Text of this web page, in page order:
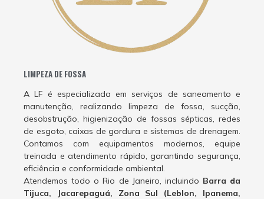
LIMPEZA DE FOSSA
A LF é especializada em serviços de saneamento e
manutenção, realizando limpeza de fossa, sucção,
desobstrução, higienização de fossas sépticas, redes
de esgoto, caixas de gordura e sistemas de drenagem.
Contamos com equipamentos modernos, equipe
treinada e atendimento rápido, garantindo segurança,
eficiência e conformidade ambiental.
Atendemos todo o Rio de Janeiro, incluindo Barra da
Tijuca, Jacarepaguá, Zona Sul (Leblon, Ipanema,